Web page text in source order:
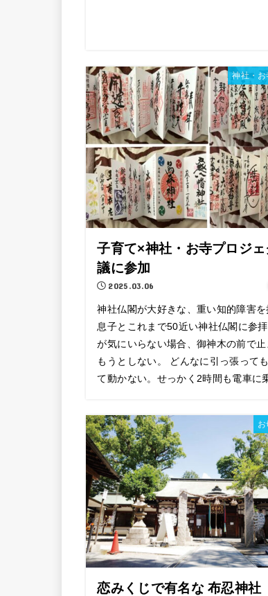
神社・
子育て×神社・お寺プロジ
議に参加
2025.03.06
神社仏閣が大好きな、重い知的障害を
息子とこれまで50近い神社仏閣に参
が気にいらない場合、御神木の前で
もうとしない。 どんなに引っ張って
て動かない。せっかく2時間も電車に
恋みくじで有名な 布忍神